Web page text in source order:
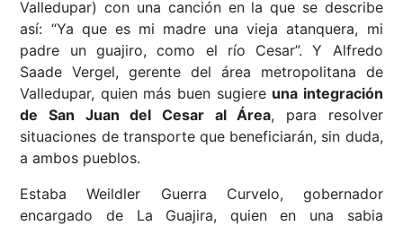
Valledupar) con una canción en la que se describe
así: “Ya que es mi madre una vieja atanquera, mi
padre un guajiro, como el río Cesar”. Y Alfredo
Saade Vergel, gerente del área metropolitana de
Valledupar, quien más buen sugiere una integración
de San Juan del Cesar al Área, para resolver
situaciones de transporte que beneficiarán, sin duda,
a ambos pueblos.
Estaba Weildler Guerra Curvelo, gobernador
encargado de La Guajira, quien en una sabia